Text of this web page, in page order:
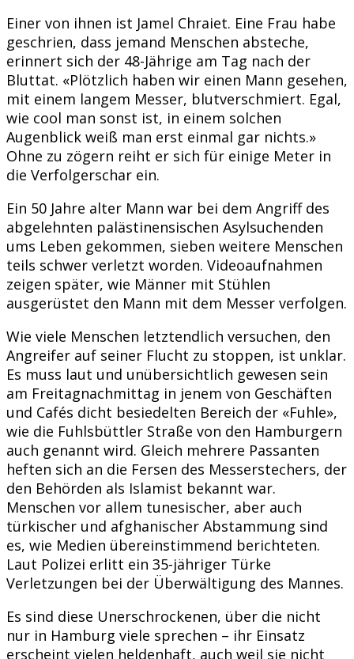
Einer von ihnen ist Jamel Chraiet. Eine Frau habe
geschrien, dass jemand Menschen absteche,
erinnert sich der 48-Jährige am Tag nach der
Bluttat. «Plötzlich haben wir einen Mann gesehen,
mit einem langem Messer, blutverschmiert. Egal,
wie cool man sonst ist, in einem solchen
Augenblick weiß man erst einmal gar nichts.»
Ohne zu zögern reiht er sich für einige Meter in
die Verfolgerschar ein.
Ein 50 Jahre alter Mann war bei dem Angriff des
abgelehnten palästinensischen Asylsuchenden
ums Leben gekommen, sieben weitere Menschen
teils schwer verletzt worden. Videoaufnahmen
zeigen später, wie Männer mit Stühlen
ausgerüstet den Mann mit dem Messer verfolgen.
Wie viele Menschen letztendlich versuchen, den
Angreifer auf seiner Flucht zu stoppen, ist unklar.
Es muss laut und unübersichtlich gewesen sein
am Freitagnachmittag in jenem von Geschäften
und Cafés dicht besiedelten Bereich der «Fuhle»,
wie die Fuhlsbüttler Straße von den Hamburgern
auch genannt wird. Gleich mehrere Passanten
heften sich an die Fersen des Messerstechers, der
den Behörden als Islamist bekannt war.
Menschen vor allem tunesischer, aber auch
türkischer und afghanischer Abstammung sind
es, wie Medien übereinstimmend berichteten.
Laut Polizei erlitt ein 35-jähriger Türke
Verletzungen bei der Überwältigung des Mannes.
Es sind diese Unerschrockenen, über die nicht
nur in Hamburg viele sprechen – ihr Einsatz
erscheint vielen heldenhaft, auch weil sie nicht